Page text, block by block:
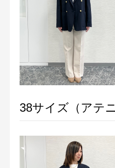
38サイズ（アテ